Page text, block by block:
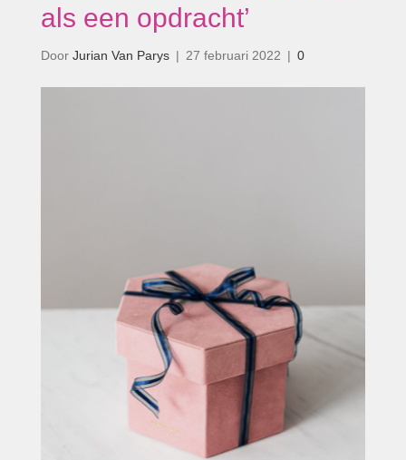
als een opdracht’
Door Jurian Van Parys | 27 februari 2022 | 0